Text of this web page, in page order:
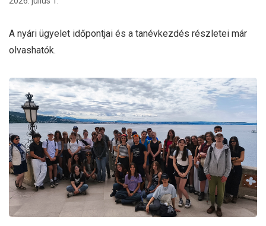
A nyári ügyelet időpontjai és a tanévkezdés részletei már
olvashatók.